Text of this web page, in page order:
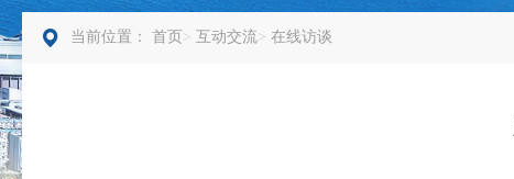
当前位置： 首页 互动交流 在线访谈